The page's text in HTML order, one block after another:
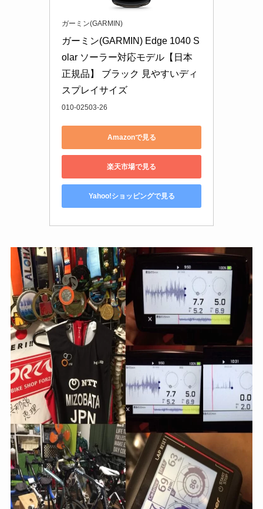
ガーミン(GARMIN)
ガーミン(GARMIN) Edge 1040 S
olar ソーラー対応モデル【日本
正規品】 ブラック 見やすいディ
スプレイサイズ
010-02503-26
Amazonで見る
楽天市場で見る
Yahoo!ショッピングで見る